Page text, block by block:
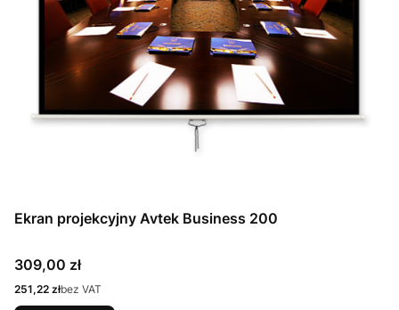
Ekran projekcyjny Avtek Business 200
Cena
309,00 zł
Cena
251,22 złbez VAT